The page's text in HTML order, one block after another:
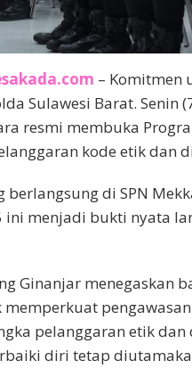
– Komitmen
Sulawesi Barat. Senin
resmi membuka
kode etik dan
berlangsung di SPN
ini menjadi bukti nyata
Ginanjar menegaskan
pelanggaran etik
diri tetap